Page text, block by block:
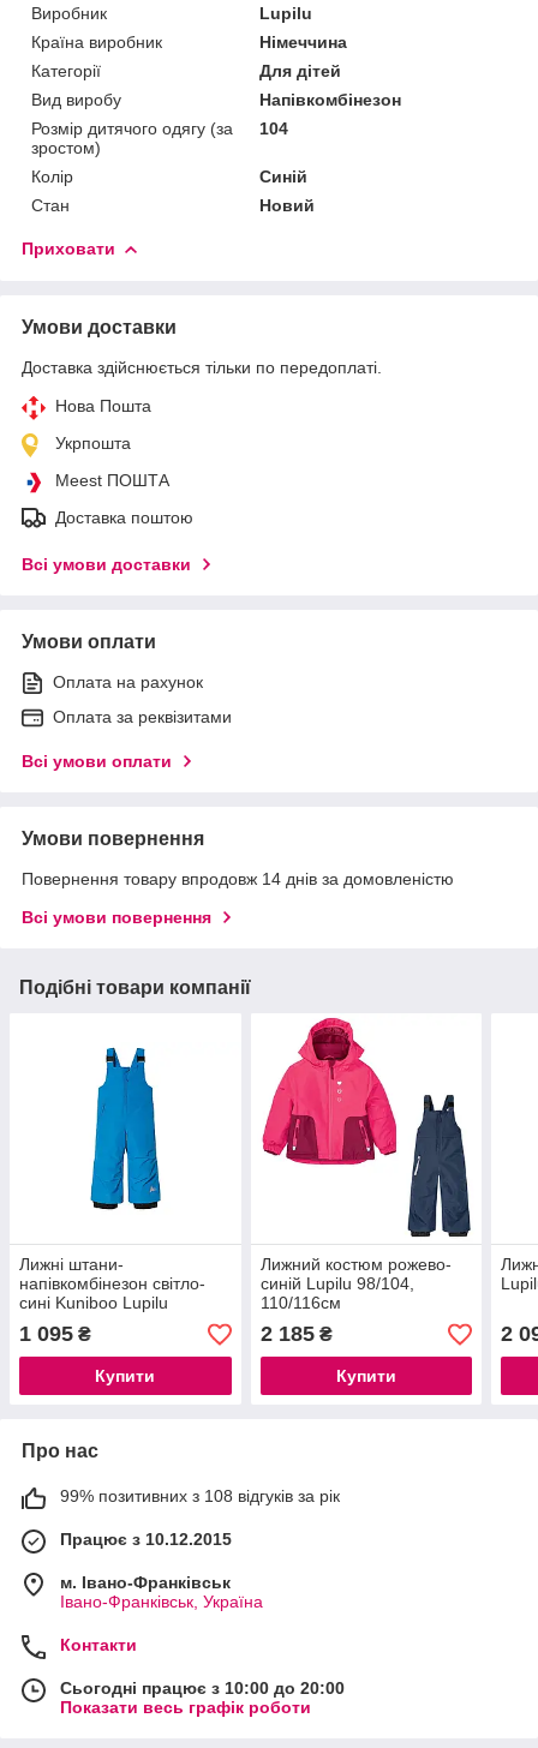
Виробник
Lupilu
Країна виробник
Німеччина
Категорії
Для дітей
Вид виробу
Напівкомбінезон
Розмір дитячого одягу (за
зростом)
104
Колір
Синій
Стан
Новий
Приховати
Умови доставки
Доставка здійснюється тільки по передоплаті.
Нова Пошта
Укрпошта
Meest ПОШТА
Доставка поштою
Всі умови доставки
Умови оплати
Оплата на рахунок
Оплата за реквізитами
Всі умови оплати
Умови повернення
Повернення товару впродовж 14 днів за домовленістю
Всі умови повернення
Подібні товари компанії
Лижні штани-
напівкомбінезон світло-
сині Kuniboo Lupilu
98/104см
1 095 ₴
Купити
Лижний костюм рожево-
синій Lupilu 98/104,
110/116см
2 185₴
Купити
2
Про нас
99% позитивних з 108 відгуків за рік
Працює з 10.12.2015
м. Івано-Франківськ
Івано-Франківськ, Україна
Контакти
Сьогодні працює з 10:00 до 20:00
Показати весь графік роботи